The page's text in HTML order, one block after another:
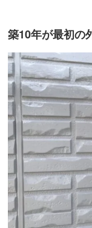
築10年が最初の